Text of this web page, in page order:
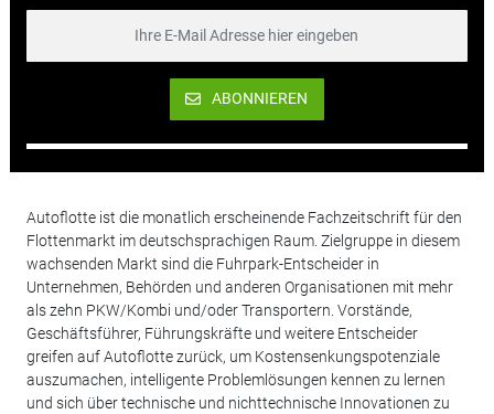
ABONNIEREN
Autoflotte ist die monatlich erscheinende Fachzeitschrift für den
Flottenmarkt im deutschsprachigen Raum. Zielgruppe in diesem
wachsenden Markt sind die Fuhrpark-Entscheider in
Unternehmen, Behörden und anderen Organisationen mit mehr
als zehn PKW/Kombi und/oder Transportern. Vorstände,
Geschäftsführer, Führungskräfte und weitere Entscheider
greifen auf Autoflotte zurück, um Kostensenkungspotenziale
auszumachen, intelligente Problemlösungen kennen zu lernen
und sich über technische und nichttechnische Innovationen zu